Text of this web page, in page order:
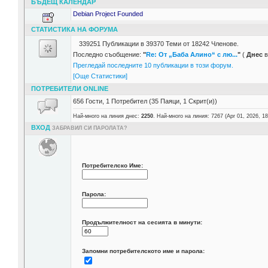
БЪДЕЩ КАЛЕНДАР
Debian Project Founded
СТАТИСТИКА НА ФОРУМА
339251 Публикации в 39370 Теми от 18242 Членове.
Последно съобщение: "Re: От „Баба Алино“ с лю..."( Днесв
Прегледай последните 10 публикации в този форум.
[Още Статистики]
ПОТРЕБИТЕЛИ ONLINE
656 Гости, 1 Потребител (35 Паяци, 1 Скрит(и))
Най-много на линия днес: 2250. Най-много на линия: 7267 (Apr 01, 2026,
ВХОД ЗАБРАВИЛ СИ ПАРОЛАТА?
Потребителско Име:
Парола:
Продължителност на сесията в минути:
Запомни потребителското име и парола: